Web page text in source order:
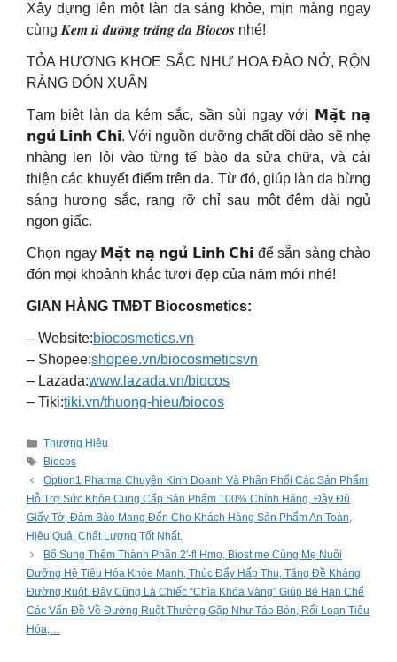
Xây dựng lên một làn da sáng khỏe, mịn màng ngay
cùng 𝑲𝒆𝒎 𝒖̉ 𝒅𝒖̛𝒐̛̃𝒏𝒈 𝒕𝒓𝒂̆́𝒏𝒈 𝒅𝒂 𝑩𝒊𝒐𝒄𝒐𝒔 nhé!
TỎA HƯƠNG KHOE SẮC NHƯ HOA ĐÀO NỞ, RỘN
RÀNG ĐÓN XUÂN
Tạm biệt làn da kém sắc, sần sùi ngay với 𝗠𝗮̣̆𝘁 𝗻𝗮̣
𝗻𝗴𝘂̉ 𝗟𝗶𝗻𝗵 𝗖𝗵𝗶. Với nguồn dưỡng chất dồi dào sẽ nhẹ
nhàng len lỏi vào từng tế bào da sửa chữa, và cải
thiện các khuyết điểm trên da. Từ đó, giúp làn da bừng
sáng hương sắc, rạng rỡ chỉ sau một đêm dài ngủ
ngon giấc.
Chọn ngay 𝗠𝗮̣̆𝘁 𝗻𝗮̣ 𝗻𝗴𝘂̉ 𝗟𝗶𝗻𝗵 𝗖𝗵𝗶 để sẵn sàng chào
đón mọi khoảnh khắc tươi đẹp của năm mới nhé!
GIAN HÀNG TMĐT Biocosmetics:
– Website:biocosmetics.vn
– Shopee:shopee.vn/biocosmeticsvn
– Lazada:www.lazada.vn/biocos
– Tiki:tiki.vn/thuong-hieu/biocos
Categories
Thương Hiệu
Tags
Biocos
Option1 Pharma Chuyên Kinh Doanh Và Phân Phối Các Sản Phẩm
Hỗ Trợ Sức Khỏe Cung Cấp Sản Phẩm 100% Chính Hãng, Đầy Đủ
Giấy Tờ, Đảm Bảo Mang Đến Cho Khách Hàng Sản Phẩm An Toàn,
Hiệu Quả, Chất Lượng Tốt Nhất.
Bổ Sung Thêm Thành Phần 2′-fl Hmo, Biostime Cùng Mẹ Nuôi
Dưỡng Hệ Tiêu Hóa Khỏe Mạnh, Thúc Đẩy Hấp Thu, Tăng Đề Kháng
Đường Ruột. Đây Cũng Là Chiếc “Chìa Khóa Vàng” Giúp Bé Hạn Chế
Các Vấn Đề Về Đường Ruột Thường Gặp Như Táo Bón, Rối Loạn Tiêu
Hóa,…